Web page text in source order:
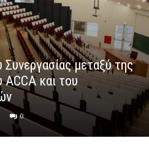
μεταξύ της
και τoυ
0